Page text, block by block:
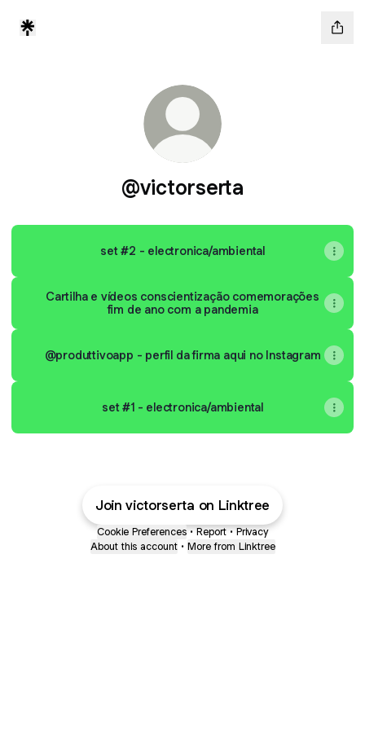
@victorserta
set #2 - electronica/ambiental
Cartilha e vídeos conscientização comemorações
fim de ano com a pandemia
@produttivoapp - perfil da firma aqui no Instagram
set #1 - electronica/ambiental
Join victorserta on Linktree
Cookie Preferences • Report • Privacy
About this account • More from Linktree